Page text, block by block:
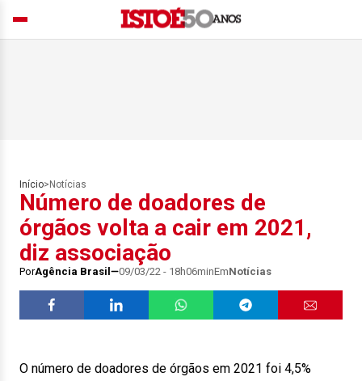
Início> Notícias
Número de doadores de
órgãos volta a cair em 2021,
diz associação
PorAgência Brasil 09/03/22 - 18h06minEmNotícias
O número de doadores de órgãos em 2021 foi 4,5%